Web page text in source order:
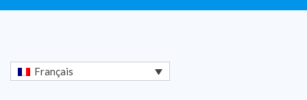
Français